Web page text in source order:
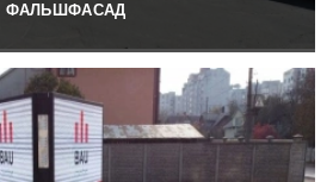
ФАЛЬШФАСАД